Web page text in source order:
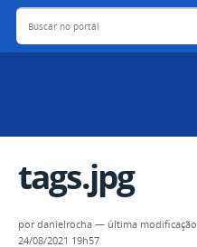
Buscar no portal
tags.jpg
pordanielrocha — última modificação
24/08/2021 19h57